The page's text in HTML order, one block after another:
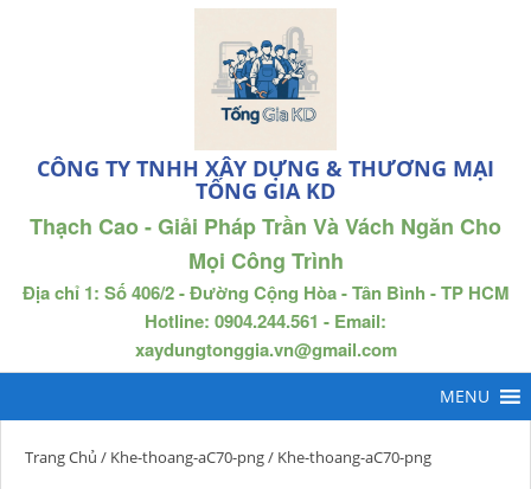
CÔNG TY TNHH XÂY DỰNG & THƯƠNG MẠI
TỐNG GIA KD
Thạch Cao - Giải Pháp Trần Và Vách Ngăn Cho
Mọi Công Trình
Địa chỉ 1: Số 406/2 - Đường Cộng Hòa - Tân Bình - TP HCM
Hotline: 0904.244.561 - Email:
xaydungtonggia.vn@gmail.com
Trang Chủ / Khe-thoang-aC70-png/ Khe-thoang-aC70-png